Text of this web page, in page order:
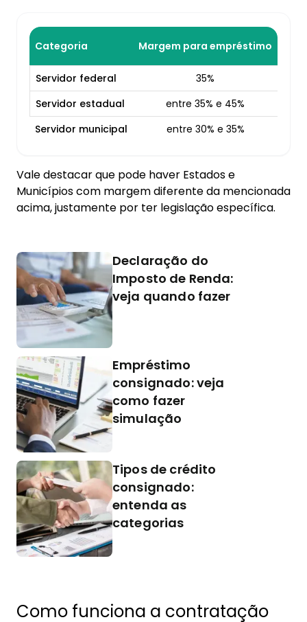
Categoria Margem para empréstimo
Servidor federal
35%
Servidor estadual
entre 35% e 45%
Servidor municipal
entre 30% e 35%
Vale destacar que pode haver Estados e
Municípios com margem diferente da mencionada
acima, justamente por ter legislação específica.
Declaração do
Imposto de Renda:
veja quando fazer
Empréstimo
consignado: veja
como fazer
simulação
Tipos de crédito
consignado:
entenda as
categorias
Como funciona a contratação